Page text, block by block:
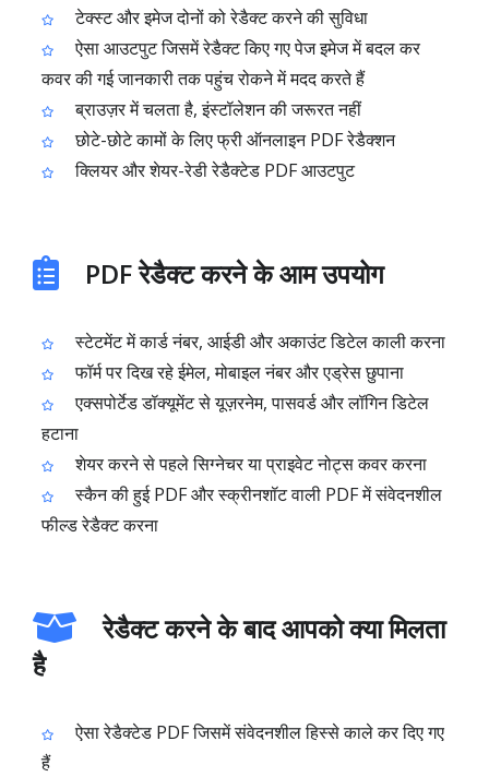
टेक्स्ट और इमेज दोनों को रेडैक्ट करने की सुविधा
ऐसा आउटपुट जिसमें रेडैक्ट किए गए पेज इमेज में बदल कर
कवर की गई जानकारी तक पहुंच रोकने में मदद करते हैं
ब्राउज़र में चलता है, इंस्टॉलेशन की जरूरत नहीं
छोटे-छोटे कामों के लिए फ्री ऑनलाइन PDF रेडैक्शन
क्लियर और शेयर-रेडी रेडैक्टेड PDF आउटपुट
PDF रेडैक्ट करने के आम उपयोग
स्टेटमेंट में कार्ड नंबर, आईडी और अकाउंट डिटेल काली करना
फॉर्म पर दिख रहे ईमेल, मोबाइल नंबर और एड्रेस छुपाना
एक्सपोर्टेड डॉक्यूमेंट से यूज़रनेम, पासवर्ड और लॉगिन डिटेल
हटाना
शेयर करने से पहले सिग्नेचर या प्राइवेट नोट्स कवर करना
स्कैन की हुई PDF और स्क्रीनशॉट वाली PDF में संवेदनशील
फील्ड रेडैक्ट करना
रेडैक्ट करने के बाद आपको क्या मिलता
है
ऐसा रेडैक्टेड PDF जिसमें संवेदनशील हिस्से काले कर दिए गए
हैं